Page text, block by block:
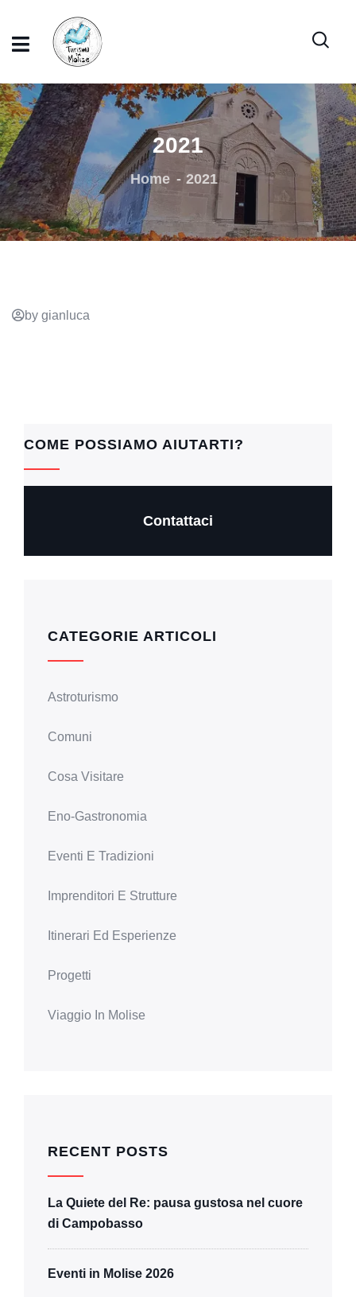
2021
Home 2021
by gianluca
COME POSSIAMO AIUTARTI?
Contattaci
CATEGORIE ARTICOLI
Astroturismo
Comuni
Cosa Visitare
Eno-Gastronomia
Eventi E Tradizioni
Imprenditori E Strutture
Itinerari Ed Esperienze
Progetti
Viaggio In Molise
RECENT POSTS
La Quiete del Re: pausa gustosa nel cuore
di Campobasso
Eventi in Molise 2026